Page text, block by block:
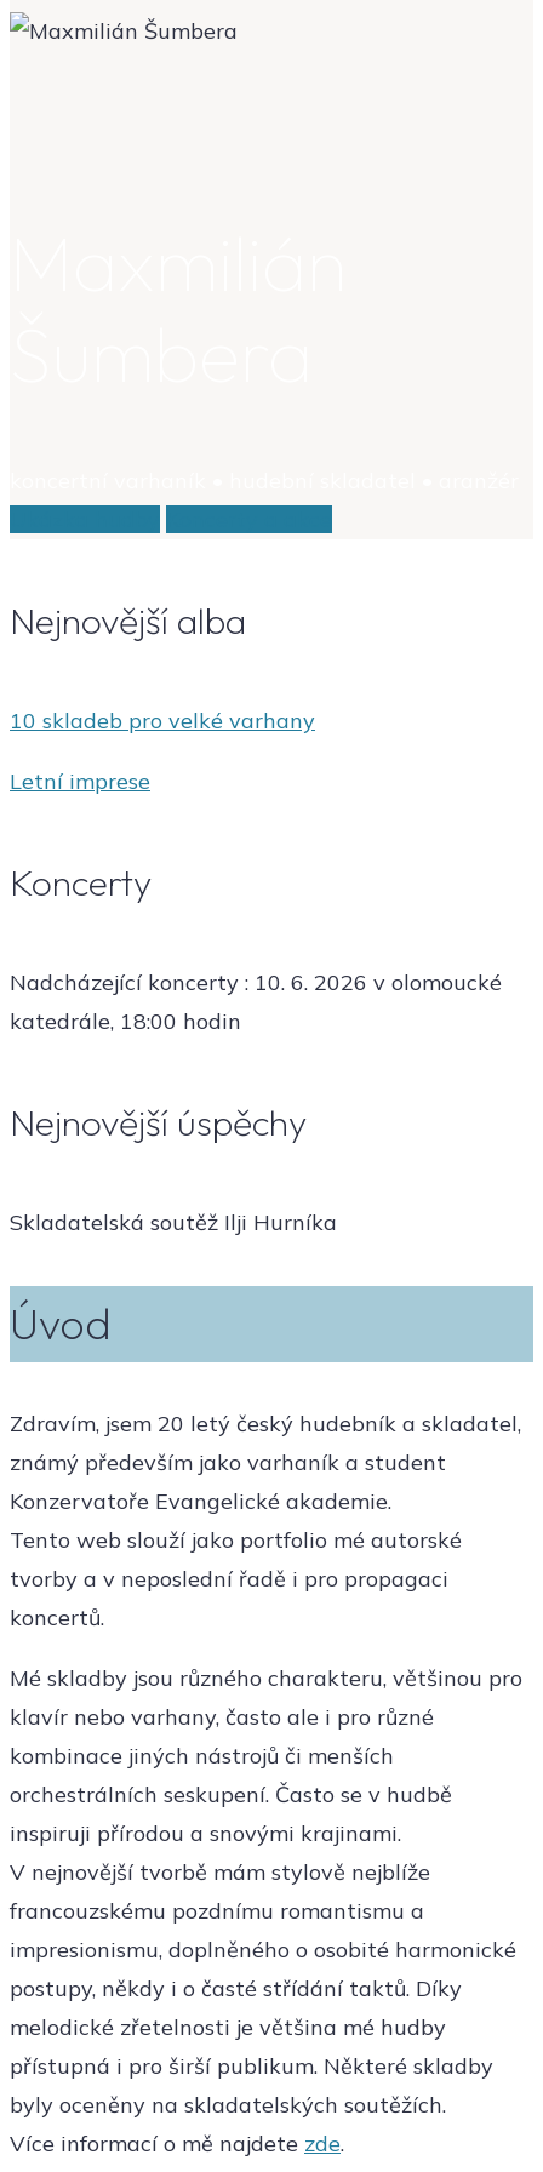
Nejnovější alba
10 skladeb pro velké varhany
Letní imprese
Koncerty
Nadcházející koncerty : 10. 6. 2026 v olomoucké
katedrále, 18:00 hodin
Nejnovější úspěchy
Skladatelská soutěž Ilji Hurníka
Úvod
Zdravím, jsem 20 letý český hudebník a skladatel,
známý především jako varhaník a student
Konzervatoře Evangelické akademie.
Tento web slouží jako portfolio mé autorské
tvorby a v neposlední řadě i pro propagaci
koncertů.
Mé skladby jsou různého charakteru, většinou pro
klavír nebo varhany, často ale i pro různé
kombinace jiných nástrojů či menších
orchestrálních seskupení. Často se v hudbě
inspiruji přírodou a snovými krajinami.
V nejnovější tvorbě mám stylově nejblíže
francouzskému pozdnímu romantismu a
impresionismu, doplněného o osobité harmonické
postupy, někdy i o časté střídání taktů. Díky
melodické zřetelnosti je většina mé hudby
přístupná i pro širší publikum. Některé skladby
byly oceněny na skladatelských soutěžích.
Více informací o mě najdete zde.